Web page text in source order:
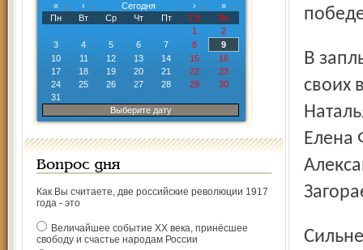
«
‹ Сегодня ›
»
Пн
Вт Ср Чт Пт Сб
Вс
1
2
3
4 5 6 7 8
9
10
11 12 13 14 15
16
17
18 19 20 21 22
23
24
25 26 27 28 29
30
31
Выберите дату
Вопрос дня
Как Вы считаете, две российские революции 1917
года - это
Величайшее событие ХХ века, принёсшее
свободу и счастье народам России
В заплывах вольным стилем на 25 метров сильнейшими в
своих
Елена
Сильнейшими на пятидесятиметровке в заплывах